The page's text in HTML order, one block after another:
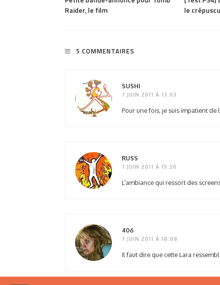
Raider, le film
le
5 COMMENTAIRES
SUSHI
7 JUIN 2011 À 13:03
Pour une fois, je suis impatient de
RUSS
7 JUIN 2011 À 15:20
L’ambiance qui ressort des
406
7 JUIN 2011 À 18:08
Il faut dire que cette Lara